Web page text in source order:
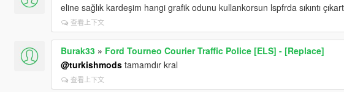
eline sağlık kardeşim hangi grafik odunu kullankorsun lspfrda sıkıntı
查看上下文
Burak33» Ford Tourneo Courier Traffic Police [ELS] - [Replace]
@turkishmodstamamdır kral
查看上下文